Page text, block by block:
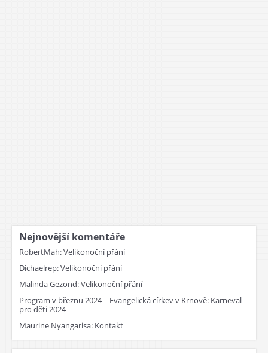
Nejnovější komentáře
RobertMah:Velikonoční přání
Dichaelrep:Velikonoční přání
Malinda Gezond:Velikonoční přání
Program v březnu 2024 – Evangelická církev v Krnově: Karneval
pro děti 2024
Maurine Nyangarisa: Kontakt